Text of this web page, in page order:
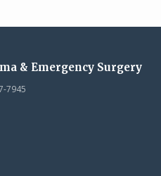
& Emergency Surgery
7945